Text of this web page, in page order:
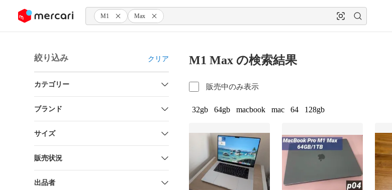
ツにスキップ M1 Max
絞り込み クリア
カテゴリー
ブランド
サイズ
販売状況
出品者
M1 Max の検索結果
販売中のみ表示
32gb 64gb macbook mac 64 128gb